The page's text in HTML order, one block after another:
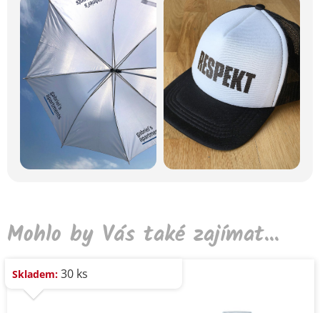
Mohlo by Vás také zajímat...
Skladem: 30 ks